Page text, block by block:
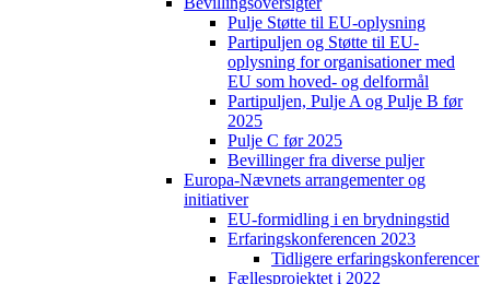
Pulje Støtte til EU-oplysning
Partipuljen og Støtte til EU-
oplysning for organisationer med
EU som hoved- og delformål
Partipuljen, Pulje A og Pulje B før
2025
Pulje C før 2025
Bevillinger fra diverse puljer
Europa-Nævnets arrangementer og
initiativer
EU-formidling i en brydningstid
Erfaringskonferencen 2023
Tidligere erfaringskonferencer
Fællesprojektet i 2022